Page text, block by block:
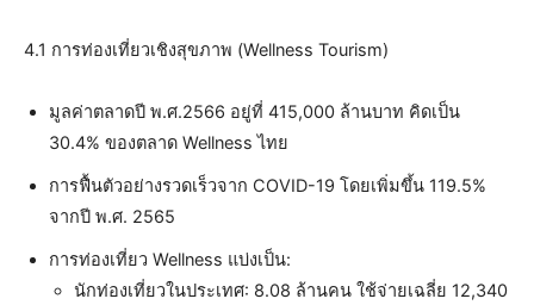
4.1 การท่องเที่ยวเชิงสุขภาพ (Wellness Tourism)
มูลค่าตลาดปี พ.ศ.2566 อยู่ที่ 415,000 ล้านบาท คิดเป็น
30.4% ของตลาด Wellness ไทย
การฟื้นตัวอย่างรวดเร็วจาก COVID-19 โดยเพิ่มขึ้น 119.5%
จากปี พ.ศ. 2565
การท่องเที่ยว Wellness แบ่งเป็น:
นักท่องเที่ยวในประเทศ: 8.08 ล้านคน ใช้จ่ายเฉลี่ย 12,340